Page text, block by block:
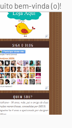
bem-vinda (o)!